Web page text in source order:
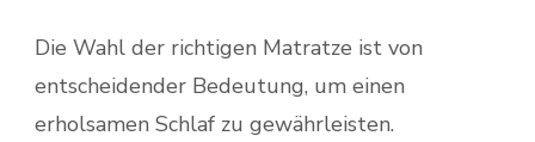
Die Wahl der richtigen Matratze ist von
entscheidender Bedeutung, um einen
erholsamen Schlaf zu gewährleisten.